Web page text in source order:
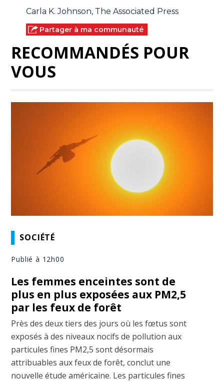
Carla K. Johnson, The Associated Press
Partager à ma communauté
RECOMMANDÉS POUR
VOUS
SOCIÉTÉ
Publié à 12h00
Les femmes enceintes sont de
plus en plus exposées aux PM2,5
par les feux de forêt
Près des deux tiers des jours où les fœtus sont
exposés à des niveaux nocifs de pollution aux
particules fines PM2,5 sont désormais
attribuables aux feux de forêt, conclut une
nouvelle étude américaine. Les particules fines